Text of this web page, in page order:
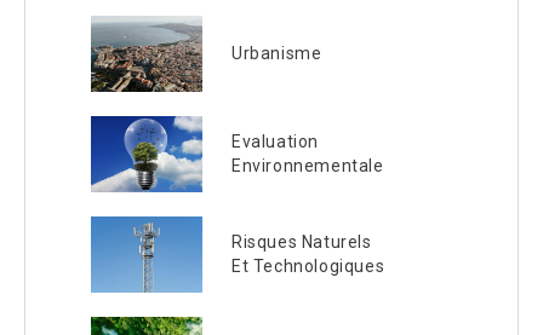
Urbanisme
Evaluation
Environnementale
Risques Naturels
Et Technologiques